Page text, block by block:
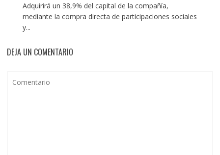
Adquirirá un 38,9% del capital de la compañía,
mediante la compra directa de participaciones sociales
y...
DEJA UN COMENTARIO